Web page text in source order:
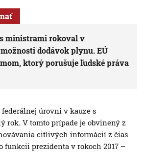
ministrami rokoval v
dodávok plynu. EÚ
ktorý porušuje ľudské práva
úrovni v kauze s
rok. V tomto prípade je obvinený z
citlivých informácií z čias
funkcii prezidenta v rokoch 2017 –